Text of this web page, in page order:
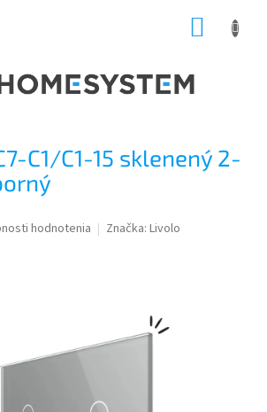
C1/C1-15 sklenený 2-
hodnotenia Značka: Livolo